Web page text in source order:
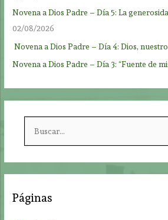
Novena a Dios Padre – Día 5: La
02/08/2026
Novena a Dios Padre – Día 4: Dios,
Novena a Dios Padre – Día 3: “Fuente de
r
Páginas